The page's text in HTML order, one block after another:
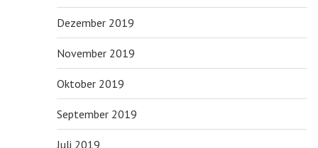
Dezember 2019
November 2019
Oktober 2019
September 2019
Juli 2019